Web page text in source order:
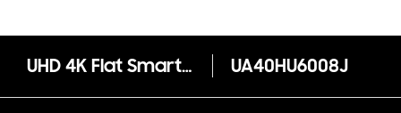
UHD 4K Flat Smart TV Series 6 (40" HU6008) UA40HU6008J